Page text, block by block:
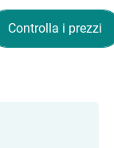
Controlla i prezzi